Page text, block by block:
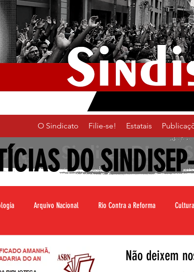
O Sindicato Filie-se! Estatais
DO
Arquivo Nacional Rio Contra a Reforma Cultura
Não deixem